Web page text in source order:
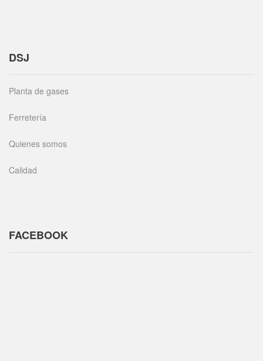
DSJ
Planta de gases
Ferretería
Quienes somos
Calidad
FACEBOOK